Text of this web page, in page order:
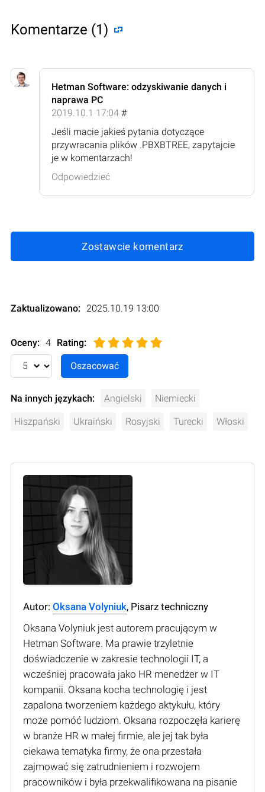
Komentarze (1)
Hetman Software: odzyskiwanie danych i
naprawa PC
2019.10.1 17:04 #
Jeśli macie jakieś pytania dotyczące
przywracania plików .PBXBTREE, zapytajcie
je w komentarzach!
Odpowiedzieć
Zostawcie komentarz
Zaktualizowano: 2025.10.19 13:00
Oceny: 4 Rating:
Na innych językach: Angielski Niemiecki
Hiszpański Ukraiński Rosyjski Turecki Włoski
Autor: Oksana Volyniuk, Pisarz techniczny
Oksana Volyniuk jest autorem pracującym w
Hetman Software. Ma prawie trzyletnie
doświadczenie w zakresie technologii IT, a
wcześniej pracowała jako HR menedżer w IT
kompanii. Oksana kocha technologię i jest
zapalona tworzeniem każdego aktykułu, który
może pomóć ludziom. Oksana rozpoczęła karierę
w branże HR w małej firmie, ale jej tak była
ciekawa tematyka firmy, że ona przestała
zajmować się zatrudnieniem i rozwojem
pracowników i była przekwalifikowana na pisanie